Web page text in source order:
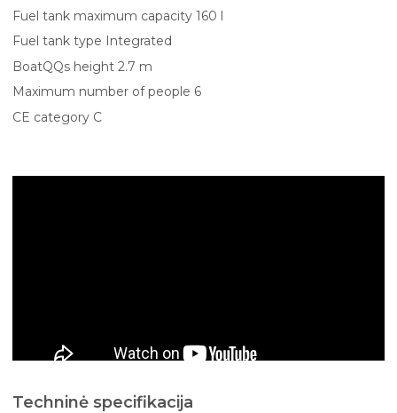
Fuel tank maximum capacity 160 l
Fuel tank type Integrated
BoatQQs height 2.7 m
Maximum number of people 6
CE category C
Techninė specifikacija